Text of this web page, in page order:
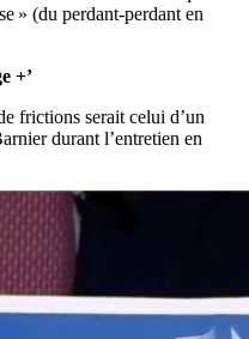
» (du perdant-perdant en
+’
frictions serait celui d’un
durant l’entretien en